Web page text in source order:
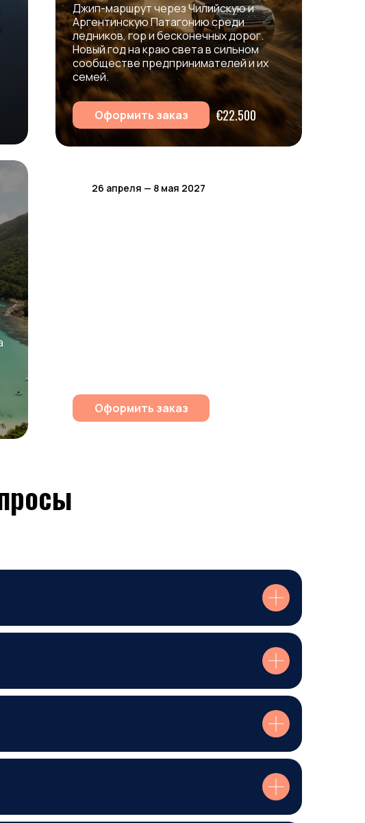
Джип-маршрутчерезЧилийскуюи
АргентинскуюПатагониюсреди
ледников,горибесконечныхдорог.
Новыйгоднакраюсветавсильном
сообществепредпринимателейиих
семей.
€22.500
Оформить заказ
Оформить заказ
26 апреля — 8 мая 2027